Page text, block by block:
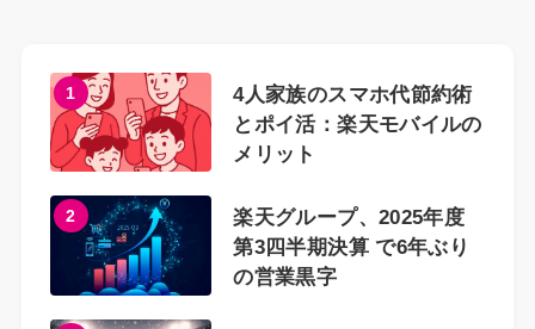
1
4人家族のスマホ代節約術
とポイ活：楽天モバイルの
メリット
2
楽天グループ、2025年度
第3四半期決算 で6年ぶり
の営業黒字